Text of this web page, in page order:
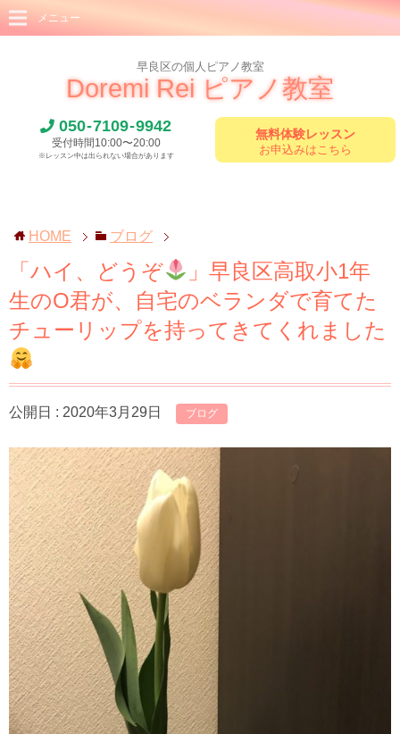
早良区の個人ピアノ教室
Doremi Rei ピアノ教室
050-7109-9942
受付時間10:00〜20:00
※レッスン中は出られない場合があります
無料体験レッスン
お申込みはこちら
メニュー
HOME ブログ
「ハイ、どうぞ
」早良区高取小1年
生のO君が、自宅のベランダで育てた
チューリップを持ってきてくれました
公開日 : 2020年3月29日 ブログ